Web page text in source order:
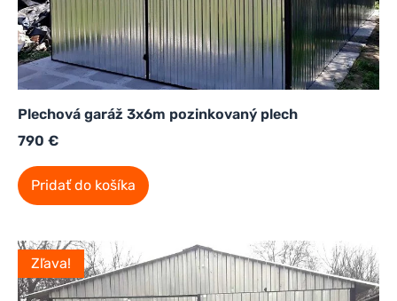
Plechová garáž 3x6m pozinkovaný plech
790 €
Pridať do košíka
Zľava!